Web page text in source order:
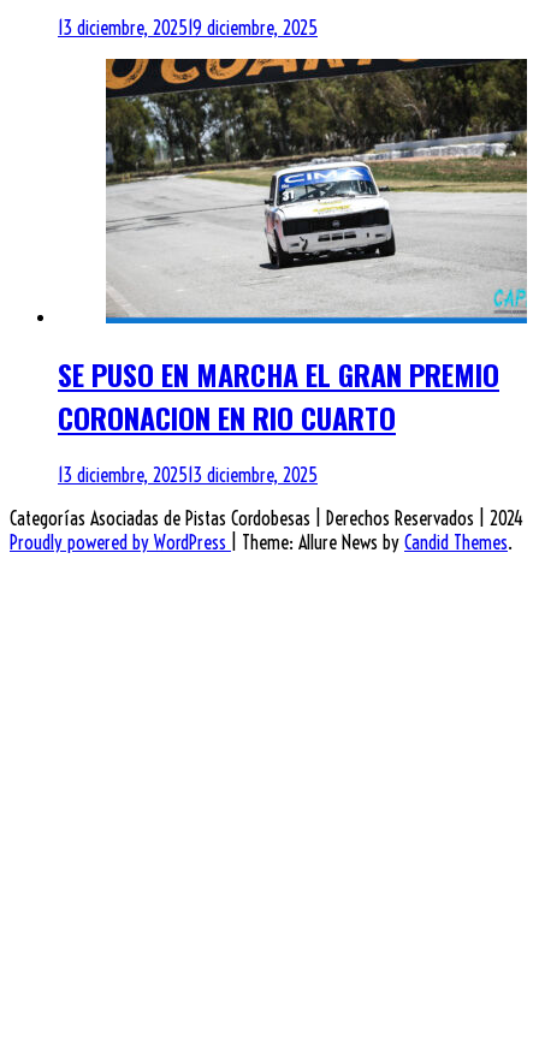
13 diciembre, 202519 diciembre, 2025
SE PUSO EN MARCHA EL GRAN PREMIO
CORONACION EN RIO CUARTO
13 diciembre, 202513 diciembre, 2025
Categorías Asociadas de Pistas Cordobesas | Derechos Reservados | 2024
Proudly powered by WordPress
Theme: Allure News by Candid Themes.